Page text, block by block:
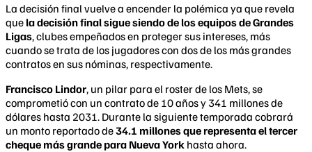
La decisión final vuelve a encender la polémica ya que revela
que la decisión final sigue siendo de los equipos de Grandes
Ligas, clubes empeñados en proteger sus intereses, más
cuando se trata de los jugadores con dos de los más grandes
contratos en sus nóminas, respectivamente.
Francisco Lindor, un pilar para el roster de los Mets, se
comprometió con un contrato de 10 años y 341 millones de
dólares hasta 2031. Durante la siguiente temporada cobrará
un monto reportado de34.1 millones que representa el tercer
cheque más grande para Nueva York hasta ahora.